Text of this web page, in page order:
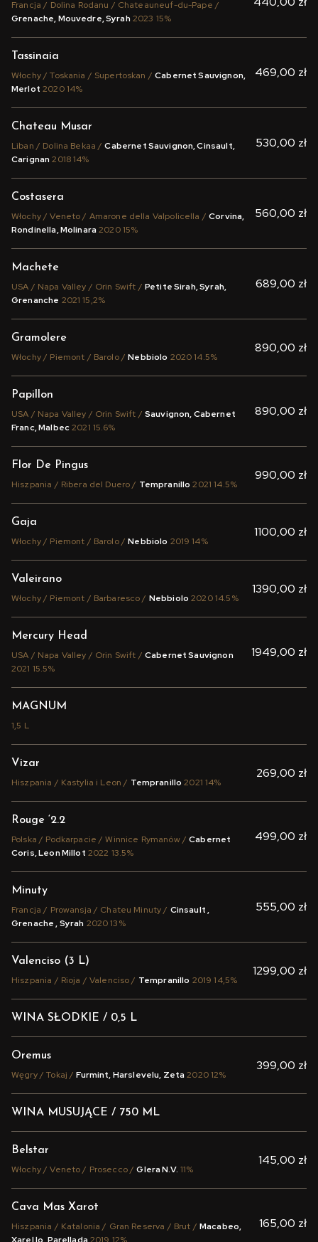
Francja / Dolina Rodanu / Chateauneuf-du-Pape /
Grenache, Mouvedre, Syrah 2023 15%
Tassinaia
Włochy / Toskania / Supertoskan /Cabernet Sauvignon,
Merlot 2020 14%
469,00 zł
Chateau Musar
Liban / Dolina Bekaa /Cabernet Sauvignon, Cinsault,
Carignan 2018 14%
530,00 zł
Costasera
Włochy / Veneto / Amarone della Valpolicella /Corvina,
Rondinella, Molinara 2020 15%
560,00 zł
Machete
USA / Napa Valley / Orin Swift / Petite Sirah, Syrah,
Grenanche 2021 15,2%
689,00 zł
Gramolere
Włochy / Piemont / Barolo /Nebbiolo 2020 14.5%
890,00 zł
Papillon
USA / Napa Valley / Orin Swift / Sauvignon, Cabernet
Franc, Malbec 2021 15.6%
890,00 zł
Flor De Pingus
Hiszpania / Ribera del Duero / Tempranillo 2021 14.5%
990,00 zł
Gaja
Włochy / Piemont / Barolo /Nebbiolo 2019 14%
1100,00 zł
Valeirano
Włochy / Piemont / Barbaresco / Nebbiolo 2020 14.5%
1390,00 zł
Mercury Head
USA / Napa Valley / Orin Swift / Cabernet Sauvignon
2021 15.5%
1949,00 zł
MAGNUM
1,5 L
Vizar
Hiszpania / Kastylia i Leon / Tempranillo 2021 14%
269,00 zł
Rouge ‘2.2
Polska / Podkarpacie / Winnice Rymanów /Cabernet
Coris, Leon Millot 2022 13.5%
499,00 zł
Minuty
Francja / Prowansja / Chateu Minuty / Cinsault ,
Grenache , Syrah 2020 13%
555,00 zł
Valenciso (3 L)
Hiszpania / Rioja / Valenciso / Tempranillo 2019 14,5%
1299,00 zł
WINA SŁODKIE / 0,5 L
Oremus
Węgry / Tokaj /Furmint, Harslevelu, Zeta 2020 12%
399,00 zł
WINA MUSUJĄCE / 750 ML
Belstar
Włochy / Veneto / Prosecco /Glera N.V. 11%
145,00 zł
Cava Mas Xarot
Hiszpania / Katalonia / Gran Reserva / Brut / Macabeo,
165,00 zł